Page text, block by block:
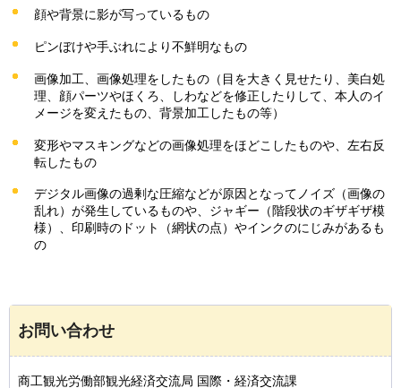
顔や背景に影が写っているもの
ピンぼけや手ぶれにより不鮮明なもの
画像加工、画像処理をしたもの（目を大きく見せたり、美白処
理、顔パーツやほくろ、しわなどを修正したりして、本人のイ
メージを変えたもの、背景加工したもの等）
変形やマスキングなどの画像処理をほどこしたものや、左右反
転したもの
デジタル画像の過剰な圧縮などが原因となってノイズ（画像の
乱れ）が発生しているものや、ジャギー（階段状のギザギザ模
様）、印刷時のドット（網状の点）やインクのにじみがあるも
の
お問い合わせ
商工観光労働部観光経済交流局 国際・経済交流課